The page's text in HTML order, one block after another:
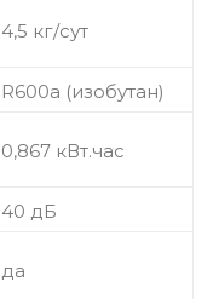
4,5 кг/сут
R600a (изобутан)
0,867 кВт.час
40 дБ
да